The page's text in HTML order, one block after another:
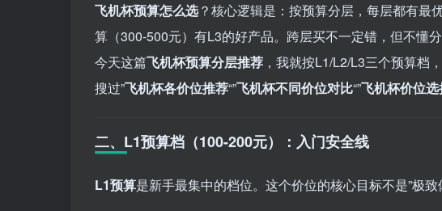
飞机杯预算怎么选？核心逻辑是：按预算分层，每层都有最
算（300-500元）有L3的好产品。跨层买不一定错，但不懂
今天这篇飞机杯预算分层推荐 ，我就按L1/L2/L3三个预算档
搜过”飞机杯各价位推荐“”飞机杯不同价位对比“”飞机杯价位选
二、L1预算档（100-200元）：入门安全线
L1预算是新手最集中的档位。这个价位的核心目标不是”极致